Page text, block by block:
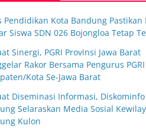
Pendidikan Kota Bandung Pastikan
Siswa SDN 026 Bojongloa Tetap
Sinergi, PGRI Provinsi Jawa Barat
Rakor Bersama Pengurus PGRI
Kota Se-Jawa Barat
Diseminasi Informasi, Diskominfo
Selaraskan Media Sosial
Kulon